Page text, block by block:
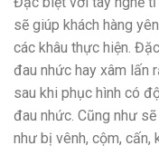
sẽ giúp khách hàng
các khâu thực hiện.
đau nhức hay xâm lấn
sau khi phục hình có
đau nhức. Cũng như
như bị vênh, cộm, cấn,